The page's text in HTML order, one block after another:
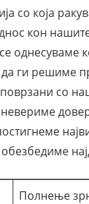
со која
кон
однесуваме
ги решиме
поврзани со
обезбедиме
Полнење